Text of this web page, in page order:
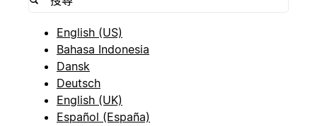
English (US)
Bahasa Indonesia
Dansk
Deutsch
English (UK)
Español (España)